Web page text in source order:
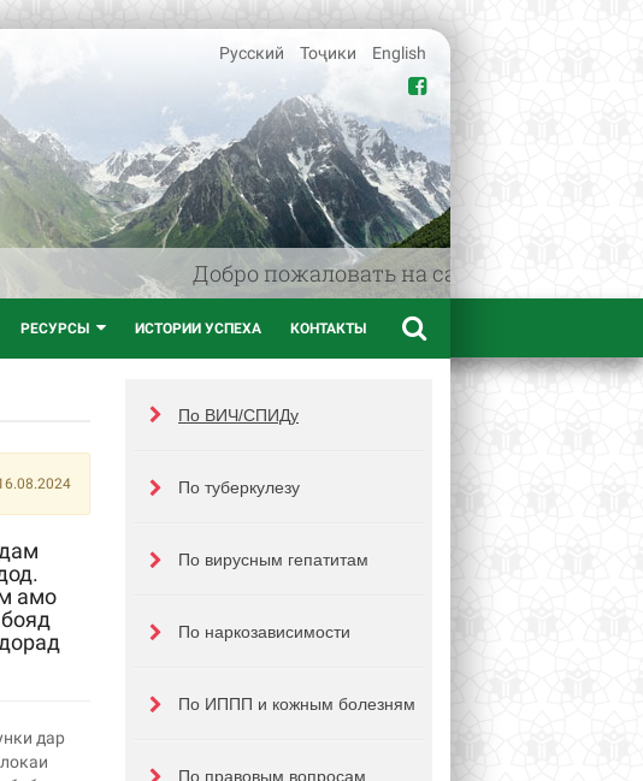
Добро пожаловать на сайт www.afif.tj -
Русский Тоҷики English
РЕСУРСЫ ИСТОРИИ УСПЕХА КОНТАКТЫ
амо
дар
По ВИЧ/СПИДу
По туберкулезу
По вирусным гепатитам
По наркозависимости
По ИППП и кожным болезням
По правовым вопросам